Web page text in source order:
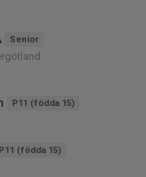
Senior
P11 (födda 15)
P11 (födda 15)